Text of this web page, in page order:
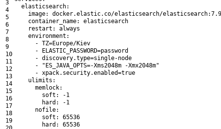
3
4
5
6
7
8
9
10
11
12
13
14
15
16
17
18
19
elasticsearch:
image: docker.elastic.co/elasticsearch/elasticsearch:
container_name:
elasticsearch
restart :
always
environment :
- TZ=Europe/Kiev
-
ELASTIC_PASSWORD=password
- discovery.type=single-node
-
"ES_JAVA_OPTS=-Xms2048m -Xmx2048m"
-
xpack.security.enabled=true
ulimits :
memlock:
soft : -1
hard : -1
nofile:
soft :
65536
hard :
65536